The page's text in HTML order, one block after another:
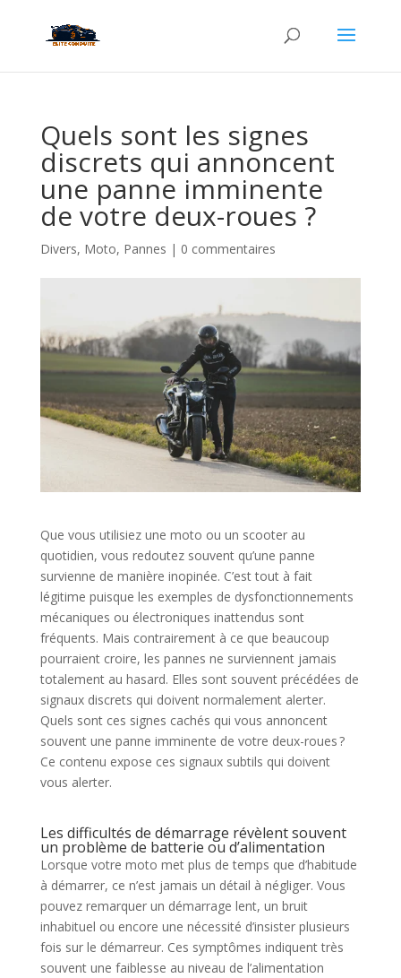
Quels sont les signes
discrets qui annoncent
une panne imminente
de votre deux-roues ?
Divers, Moto, Pannes | 0 commentaires
Que vous utilisiez une moto ou un scooter au
quotidien, vous redoutez souvent qu’une panne
survienne de manière inopinée. C’est tout à fait
légitime puisque les exemples de dysfonctionnements
mécaniques ou électroniques inattendus sont
fréquents. Mais contrairement à ce que beaucoup
pourraient croire, les pannes ne surviennent jamais
totalement au hasard. Elles sont souvent précédées de
signaux discrets qui doivent normalement alerter.
Quels sont ces signes cachés qui vous annoncent
souvent une panne imminente de votre deux-roues ?
Ce contenu expose ces signaux subtils qui doivent
vous alerter.
Les difficultés de démarrage révèlent souvent
un problème de batterie ou d’alimentation
Lorsque votre moto met plus de temps que d’habitude
à démarrer, ce n’est jamais un détail à négliger. Vous
pouvez remarquer un démarrage lent, un bruit
inhabituel ou encore une nécessité d’insister plusieurs
fois sur le démarreur. Ces symptômes indiquent très
souvent une faiblesse au niveau de l’alimentation